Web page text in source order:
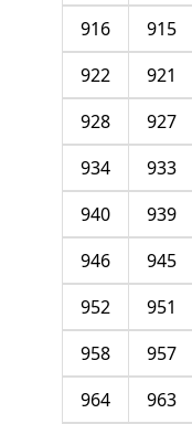
915
916
921
922
927
928
933
934
939
940
945
946
951
952
957
958
963
964